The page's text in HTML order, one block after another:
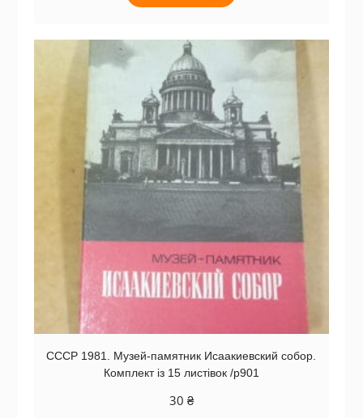
СССР 1981. Музей-памятник Исаакиевский собор.
Комплект із 15 листівок /р901
30 ₴